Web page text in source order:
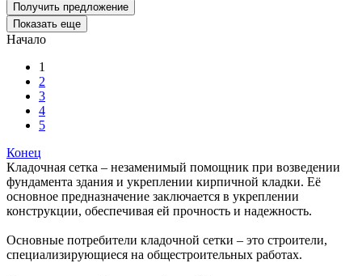
Получить предложение
Показать еще
Начало
1
2
3
4
5
Конец
Кладочная сетка – незаменимый помощник при возведении
фундамента здания и укреплении кирпичной кладки. Её
основное предназначение заключается в укреплении
конструкции, обеспечивая ей прочность и надежность.
Основные потребители кладочной сетки – это строители,
специализирующиеся на общестроительных работах.